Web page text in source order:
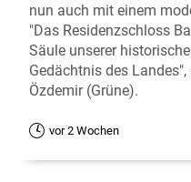
nun auch mit einem
"Das Residenzschloss
Säule unserer
Gedächtnis des
Özdemir (Grüne).
vor 2 Wochen